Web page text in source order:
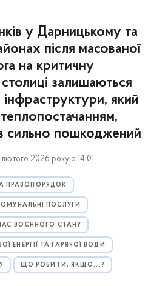
у Дарницькому та
після масованої
на критичну
залишаються
який
сильно пошкоджений
2026 року о 14:01
ПРАВОПОРЯДОК
ПОСЛУГИ
ВОЄННОГО СТАНУ
ЕНЕРГІЇ ТА ГАРЯЧОЇ ВОДИ
ЩО РОБИТИ, ЯКЩО...?